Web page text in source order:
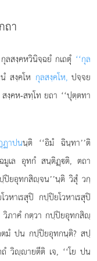
ถา
สงฺคหวินิจฺฉยํ กเถตุํ ‘‘กุล
สงฺคโห กุลสงฺคโห,ปจฺจย
คห-สทฺโท ยถา ‘‘ปุตฺตทา
ฏาปนนฺติ ‘‘อิมํ ฉินฺทา’’ติ
เล อุทกํ สนฺติฏฺติ, ตถา
ยอุทกสิฺจน’’นฺติ วิสุํ วกฺ
าเรสุปิ กปฺปิยโวหาเรสุปิ
ภาคํ กตฺวา กปฺปิยอุทกสิฺ
มํ ปน กปฺปิยอุทกนฺติ? สปฺ
วิฺายตีติ เจ, ‘‘โย ปน